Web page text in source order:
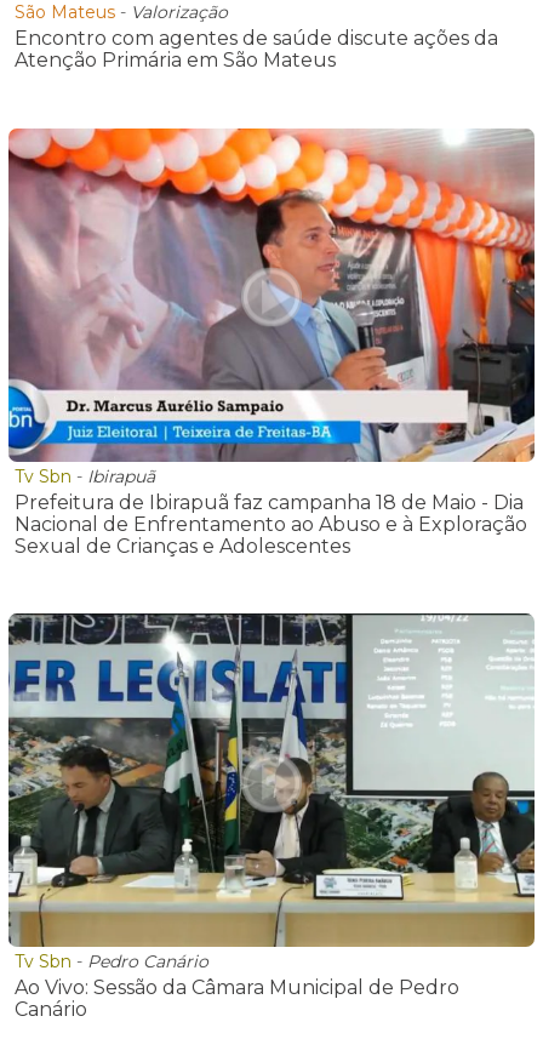
São Mateus - Valorização
Encontro com agentes de saúde discute ações da
Atenção Primária em São Mateus
Tv Sbn - Ibirapuã
Prefeitura de Ibirapuã faz campanha 18 de Maio - Dia
Nacional de Enfrentamento ao Abuso e à Exploração
Sexual de Crianças e Adolescentes
Tv Sbn - Pedro Canário
Ao Vivo: Sessão da Câmara Municipal de Pedro
Canário